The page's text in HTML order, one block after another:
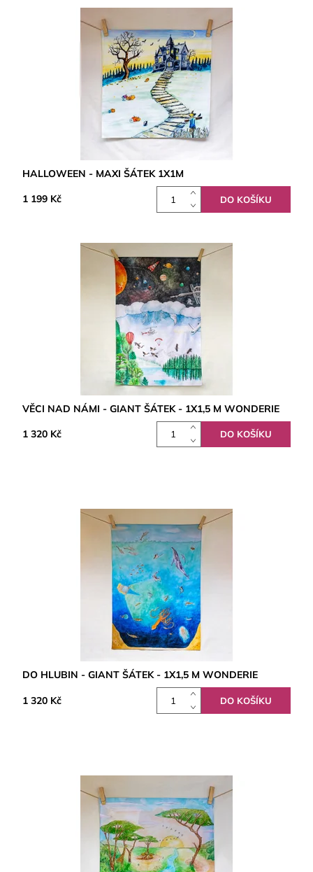
HALLOWEEN - MAXI ŠÁTEK 1X1M
1 199 Kč
VĚCI NAD NÁMI - GIANT ŠÁTEK - 1X1,5 M WONDERIE
1 320 Kč
DO HLUBIN - GIANT ŠÁTEK - 1X1,5 M WONDERIE
1 320 Kč